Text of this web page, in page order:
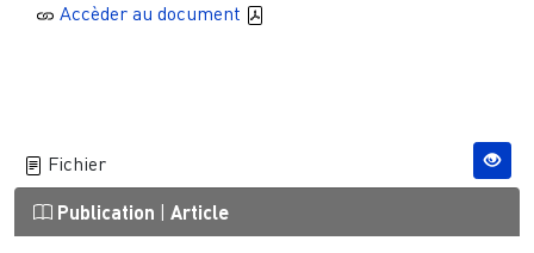
Accèder au document
Fichier
Publication Article